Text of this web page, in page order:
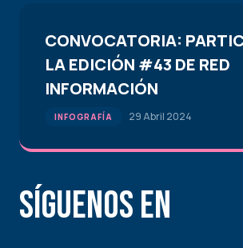
CONVOCATORIA:
LA EDICIÓN #43 DE RED
INFORMACIÓN
INFOGRAFÍA 29 Abril 2024
Síguenos en